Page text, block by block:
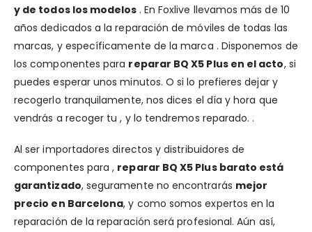
y de todos los modelos . En Foxlive llevamos más de 10
años dedicados a la reparación de móviles de todas las
marcas, y específicamente de la marca . Disponemos de
los componentes para reparar BQ X5 Plus en el acto, si
puedes esperar unos minutos. O si lo prefieres dejar y
recogerlo tranquilamente, nos dices el día y hora que
vendrás a recoger tu , y lo tendremos reparado. .
Al ser importadores directos y distribuidores de
componentes para , reparar BQ X5 Plus barato está
garantizado, seguramente no encontrarás mejor
precio en Barcelona, y como somos expertos en la
reparación de la reparación será profesional. Aún así,